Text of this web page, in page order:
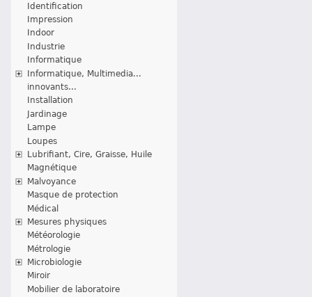
Identification
Impression
Indoor
Industrie
Informatique
Informatique, Multimedia...
innovants...
Installation
Jardinage
Lampe
Loupes
Lubrifiant, Cire, Graisse, Huile
Magnétique
Malvoyance
Masque de protection
Médical
Mesures physiques
Météorologie
Métrologie
Microbiologie
Miroir
Mobilier de laboratoire